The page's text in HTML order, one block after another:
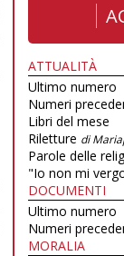
ATTUALITÀ
Ultimo numero
Numeri
Libri del mese
Riletture di
Parole delle
"Io non mi
DOCUMENTI
Ultimo numero
Numeri
MORALIA